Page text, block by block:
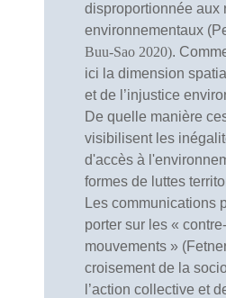
disproportionnée aux
environnementaux
Buu-Sao 2020).
ici la dimension
et de l’injustice
De quelle manière
visibilisent les
d'accès à
formes de luttes
Les communications
porter sur les « contre-
mouvements »
croisement de la
l’action collective et